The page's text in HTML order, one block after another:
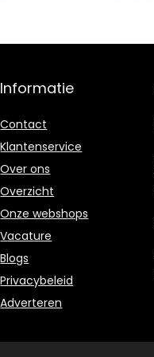
Informatie
Contact
Klantenservice
Over ons
Overzicht
Onze webshops
Vacature
Blogs
Privacybeleid
Adverteren